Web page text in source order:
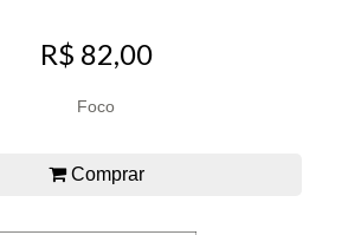
R$ 82,00
Foco
Comprar